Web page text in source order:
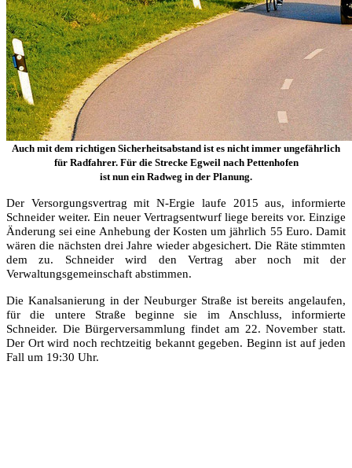
Auch mit dem richtigen Sicherheitsabstand ist es nicht immer ungefährlich
für Radfahrer. Für die Strecke Egweil nach Pettenhofen
ist nun ein Radweg in der Planung.
Der Versorgungsvertrag mit N-Ergie laufe 2015 aus, informierte
Schneider weiter. Ein neuer Vertragsentwurf liege bereits vor. Einzige
Änderung sei eine Anhebung der Kosten um jährlich 55 Euro. Damit
wären die nächsten drei Jahre wieder abgesichert. Die Räte stimmten
dem zu. Schneider wird den Vertrag aber noch mit der
Verwaltungsgemeinschaft abstimmen.
Die Kanalsanierung in der Neuburger Straße ist bereits angelaufen,
für die untere Straße beginne sie im Anschluss, informierte
Schneider. Die Bürgerversammlung findet am 22. November statt.
Der Ort wird noch rechtzeitig bekannt gegeben. Beginn ist auf jeden
Fall um 19:30 Uhr.